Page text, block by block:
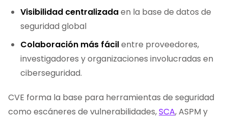
Visibilidad centralizadaen la base de datos de
seguridad global
Colaboración más fácilentre proveedores,
investigadores y organizaciones involucradas en
ciberseguridad.
CVE forma la base para herramientas de seguridad
como escáneres de vulnerabilidades,SCA, ASPM y